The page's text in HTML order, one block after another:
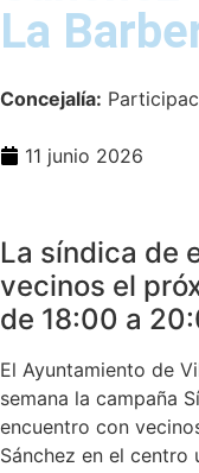
La
Concejalía:
11 junio 2026
La síndica de
vecinos el
de 18:00 a
El Ayuntamiento de
semana la campaña
encuentro con
Sánchez en el centro